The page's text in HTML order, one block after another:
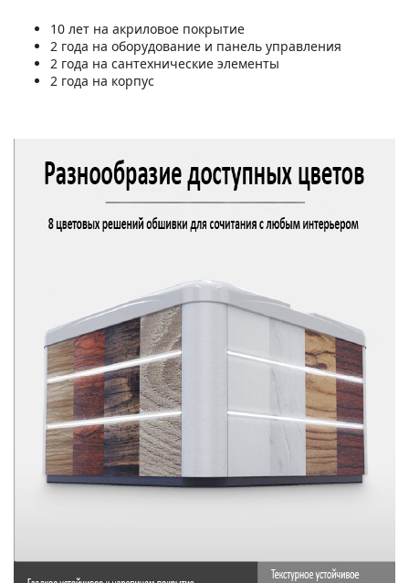
10 лет на акриловое покрытие
2 года на оборудование и панель управления
2 года на сантехнические элементы
2 года на корпус